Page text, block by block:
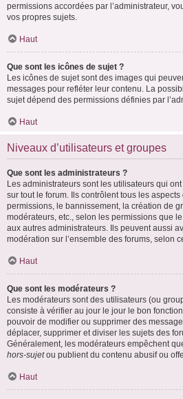
permissions accordées par l’administrateur,
vos propres sujets.
Haut
Que sont les icônes de sujet ?
Les icônes de sujet sont des images qui
messages pour refléter leur contenu. La
sujet dépend des permissions définies par
Haut
Niveaux d’utilisateurs et groupes
Que sont les administrateurs ?
Les administrateurs sont les utilisateurs qui
sur tout le forum. Ils contrôlent tous les
permissions, le bannissement, la création de
modérateurs, etc., selon les permissions que
aux autres administrateurs. Ils peuvent aussi
modération sur l’ensemble des forums, selon
Haut
Que sont les modérateurs ?
Les modérateurs sont des utilisateurs (ou
consiste à vérifier au jour le jour le bon
pouvoir de modifier ou supprimer des
déplacer, supprimer et diviser les sujets des
Généralement, les modérateurs empêchent
hors-sujetou publient du contenu abusif ou
Haut